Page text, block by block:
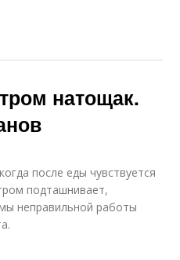
натощак.
после еды чувствуется
подташнивает,
неправильной работы